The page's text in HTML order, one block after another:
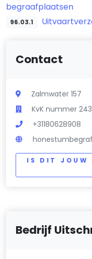
begraafplaatsen
96.03.1
Contact
Zalmwater 157
KvK nummer
+31180628908
IS DIT JOUW
Bedrijf